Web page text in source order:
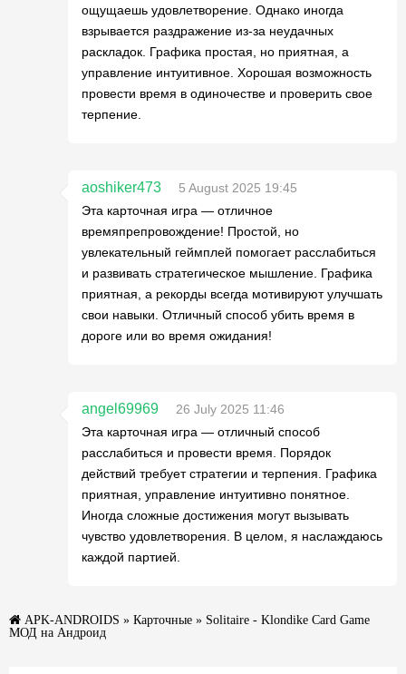
ощущаешь удовлетворение. Однако иногда
взрывается раздражение из-за неудачных
раскладок. Графика простая, но приятная, а
управление интуитивное. Хорошая возможность
провести время в одиночестве и проверить свое
терпение.
aoshiker473
5 August 2025 19:45
Эта карточная игра — отличное
времяпрепровождение! Простой, но
увлекательный геймплей помогает расслабиться
и развивать стратегическое мышление. Графика
приятная, а рекорды всегда мотивируют улучшать
свои навыки. Отличный способ убить время в
дороге или во время ожидания!
angel69969
26 July 2025 11:46
Эта карточная игра — отличный способ
расслабиться и провести время. Порядок
действий требует стратегии и терпения. Графика
приятная, управление интуитивно понятное.
Иногда сложные достижения могут вызывать
чувство удовлетворения. В целом, я наслаждаюсь
каждой партией.
APK-ANDROIDS » Карточные » Solitaire - Klondike Card Game
МОД на Андроид